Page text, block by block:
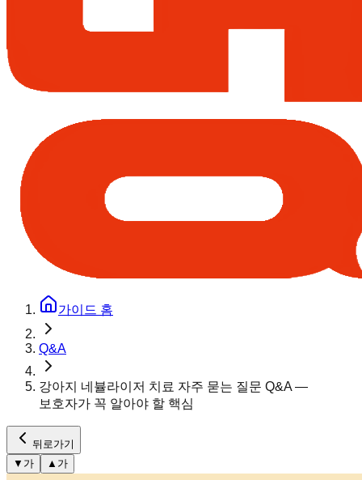
가이드 홈
Q&A
강아지 네뷸라이저 치료 자주 묻는 질문 Q&A —
보호자가 꼭 알아야 할 핵심
뒤로가기
▼ 가 ▲ 가